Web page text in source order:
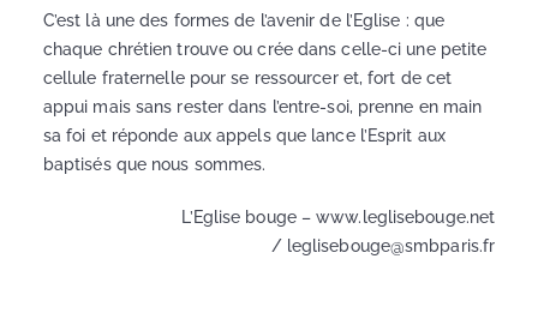
C’est là une des formes de l’avenir de l’Eglise : que
chaque chrétien trouve ou crée dans celle-ci une petite
cellule fraternelle pour se ressourcer et, fort de cet
appui mais sans rester dans l’entre-soi, prenne en main
sa foi et réponde aux appels que lance l’Esprit aux
baptisés que nous sommes.
L’Eglise bouge – www.leglisebouge.net
/ leglisebouge@smbparis.fr